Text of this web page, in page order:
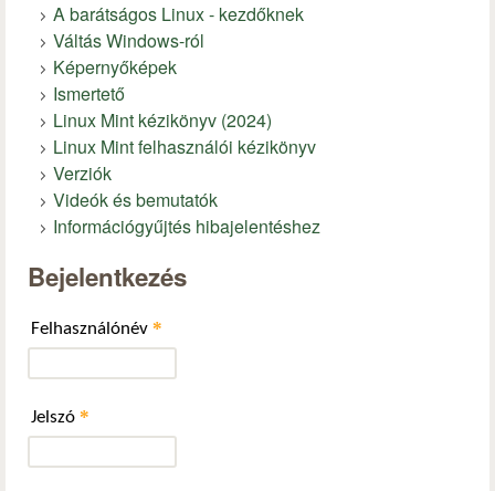
A barátságos Linux - kezdőknek
Váltás Windows-ról
Képernyőképek
Ismertető
Linux Mint kézikönyv (2024)
Linux Mint felhasználói kézikönyv
Verziók
Videók és bemutatók
Információgyűjtés hibajelentéshez
Bejelentkezés
Felhasználónév *
Jelszó *